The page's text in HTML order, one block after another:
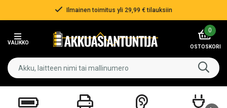
Ilmainen toimitus yli 29,99 € tilauksiin
VALIKKO
0
OSTOSKORI